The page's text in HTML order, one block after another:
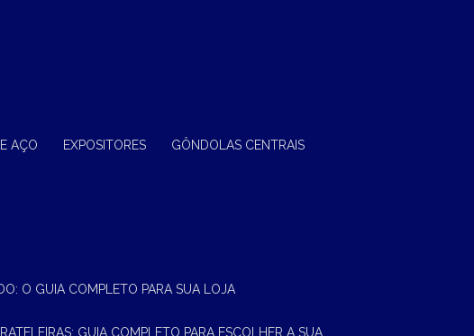
AÇO EXPOSITORES GÔNDOLAS CENTRAIS
O GUIA COMPLETO PARA SUA LOJA
GUIA COMPLETO PARA ESCOLHER A SUA